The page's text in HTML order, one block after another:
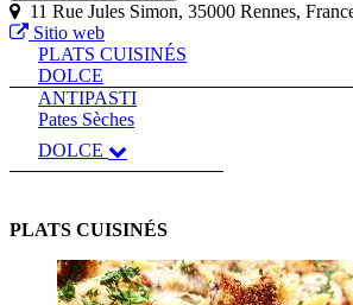
11 Rue Jules Simon, 35000 Rennes,
Sitio web
PLATS CUISINÉS
DOLCE
ANTIPASTI
Pates Sèches
DOLCE
PLATS CUISINÉS